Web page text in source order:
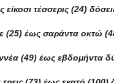
τέσσερις (24)
(25) έως σαράντα οκτώ
(49) έως εβδομήντα